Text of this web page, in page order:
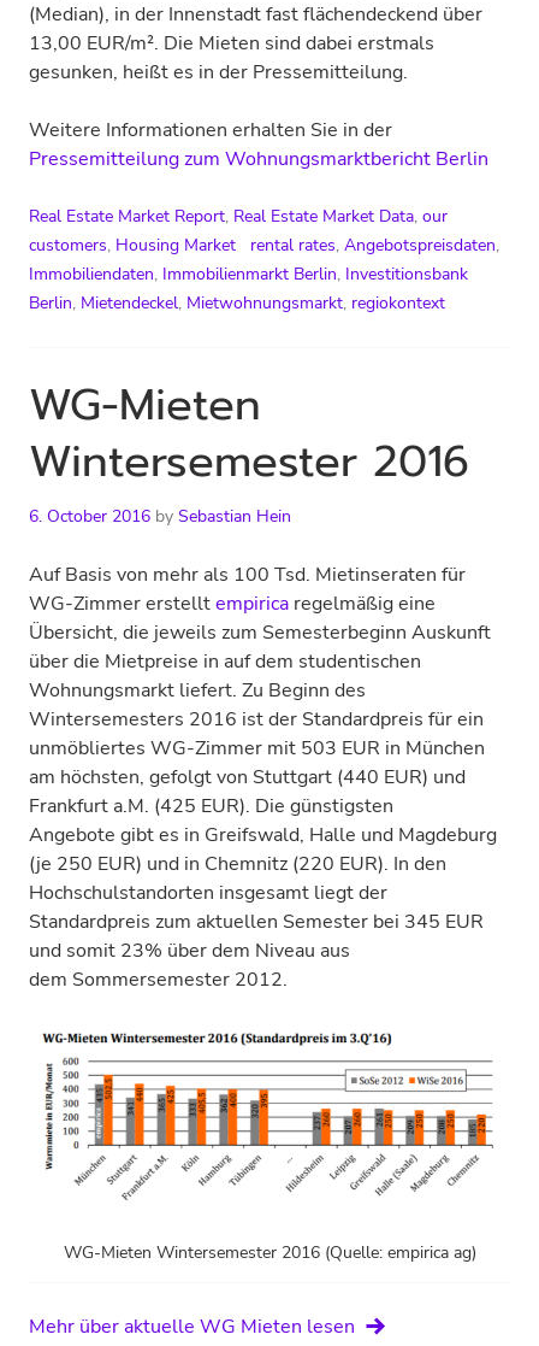
(Median), in der Innenstadt fast flächendeckend über
13,00 EUR/m². Die Mieten sind dabei erstmals
gesunken, heißt es in der Pressemitteilung.
Weitere Informationen erhalten Sie in der
Pressemitteilung zum Wohnungsmarktbericht Berlin
Real Estate Market Report, Real Estate Market Data, our
customers, Housing Market rental rates, Angebotspreisdaten,
Immobiliendaten, Immobilienmarkt Berlin, Investitionsbank
Berlin, Mietendeckel, Mietwohnungsmarkt, regiokontext
WG-Mieten
Wintersemester 2016
6. October 2016 by Sebastian Hein
Auf Basis von mehr als 100 Tsd. Mietinseraten für
WG-Zimmer erstelltempirica regelmäßig eine
Übersicht, die jeweils zum Semesterbeginn Auskunft
über die Mietpreise in auf dem studentischen
Wohnungsmarkt liefert. Zu Beginn des
Wintersemesters 2016 ist der Standardpreis für ein
unmöbliertes WG-Zimmer mit 503 EUR in München
am höchsten, gefolgt von Stuttgart (440 EUR) und
Frankfurt a.M. (425 EUR). Die günstigsten
Angebote gibt es in Greifswald, Halle und Magdeburg
(je 250 EUR) und in Chemnitz (220 EUR). In den
Hochschulstandorten insgesamt liegt der
Standardpreis zum aktuellen Semester bei 345 EUR
und somit 23% über dem Niveau aus
dem Sommersemester 2012.
WG-Mieten Wintersemester 2016 (Quelle: empirica ag)
Mehr über aktuelle WG Mieten lesen